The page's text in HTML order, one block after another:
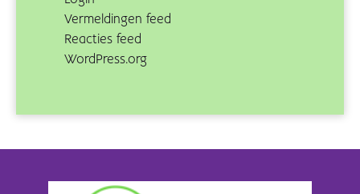
Vermeldingen feed
Reacties feed
WordPress.org